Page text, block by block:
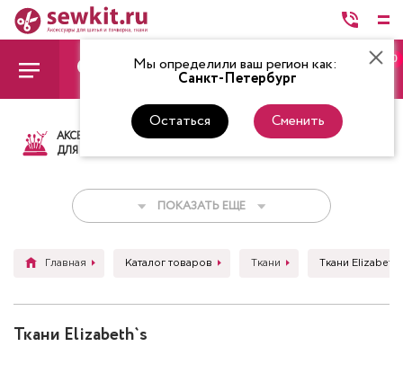
Мы определили ваш регион как:
Санкт-Петербург
Остаться Сменить
0
АКСЕССУАРЫ
ДЛЯ ШИТЬЯ
ТКАНИ НИТКИ
ПОКАЗАТЬ ЕЩЕ
Главная Каталог товаров Ткани Ткани
Ткани Elizabeth`s